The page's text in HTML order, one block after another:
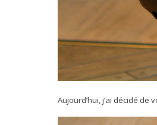
Aujourd’hui, j’ai décidé